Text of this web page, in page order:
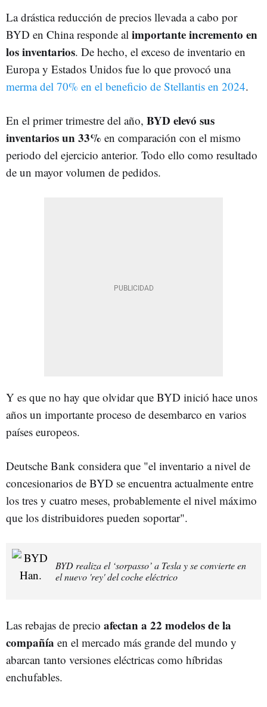
La drástica reducción de precios llevada a cabo por
BYD en China responde al importante incremento en
los inventarios. De hecho, el exceso de inventario en
Europa y Estados Unidos fue lo que provocó una
merma del 70% en el beneficio de Stellantis en 2024.
En el primer trimestre del año, BYD elevó sus
inventarios un 33% en comparación con el mismo
periodo del ejercicio anterior. Todo ello como resultado
de un mayor volumen de pedidos.
Y es que no hay que olvidar que BYD inició hace unos
años un importante proceso de desembarco en varios
países europeos.
Deutsche Bank considera que "el inventario a nivel de
concesionarios de BYD se encuentra actualmente entre
los tres y cuatro meses, probablemente el nivel máximo
que los distribuidores pueden soportar".
BYD realiza el ‘sorpasso’ a Tesla y se convierte en
el nuevo 'rey' del coche eléctrico
Las rebajas de precio afectan a 22 modelos de la
compañía en el mercado más grande del mundo y
abarcan tanto versiones eléctricas como híbridas
enchufables.